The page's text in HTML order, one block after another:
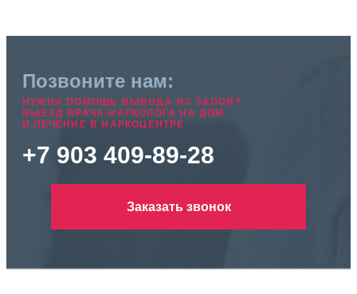
Позвоните нам:
НУЖНА ПОМОЩЬ ВЫВОДА ИЗ ЗАПОЯ?
ВЫЕЗД ВРАЧА-НАРКОЛОГА НА ДОМ
И ЛЕЧЕНИЕ В НАРКОЦЕНТРЕ
+7 903 409-89-28
Заказать звонок